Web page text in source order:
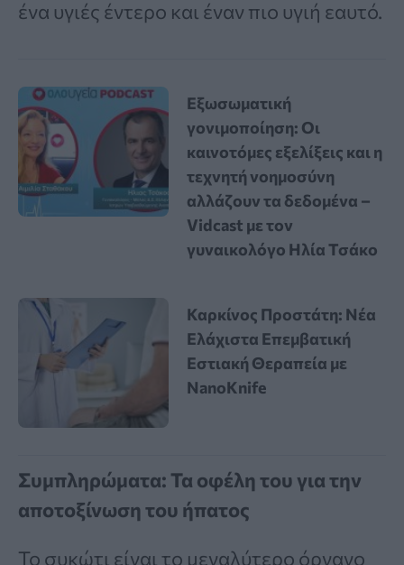
ένα υγιές έντερο και έναν πιο υγιή εαυτό.
Εξωσωματική
γονιμοποίηση: Οι
καινοτόμες εξελίξεις και η
τεχνητή νοημοσύνη
αλλάζουν τα δεδομένα –
Vidcast με τον
γυναικολόγο Ηλία Τσάκο
Καρκίνος Προστάτη: Νέα
Ελάχιστα Επεμβατική
Εστιακή Θεραπεία με
NanoKnife
Συμπληρώματα: Τα οφέλη του για την
αποτοξίνωση του ήπατος
Το συκώτι είναι το μεγαλύτερο όργανο